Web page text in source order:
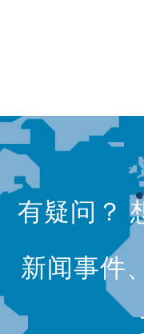
有疑问？
新闻事件